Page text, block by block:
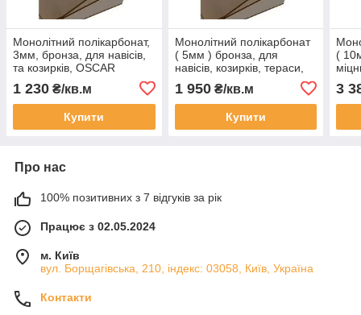
Монолітний полікарбонат,
3мм, бронза, для навісів,
та козирків, OSCAR
305см
1 230 ₴/кв.м
Купити
Монолітний полікарбонат
( 5мм ) бронза, для
навісів, козирків, тераси,
OSCAR PREMIUM лист (
205см Х 305см)
1 950₴/кв.м
Купити
(
3
Про нас
100% позитивних з 7 відгуків за рік
Працює з 02.05.2024
м. Київ
вул. Борщагівська, 210, індекс: 03058, Київ, Україна
Контакти